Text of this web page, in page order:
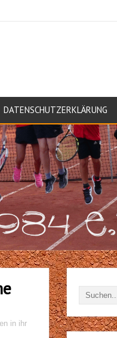
DATENSCHUTZERKLÄRUNG
in ihr